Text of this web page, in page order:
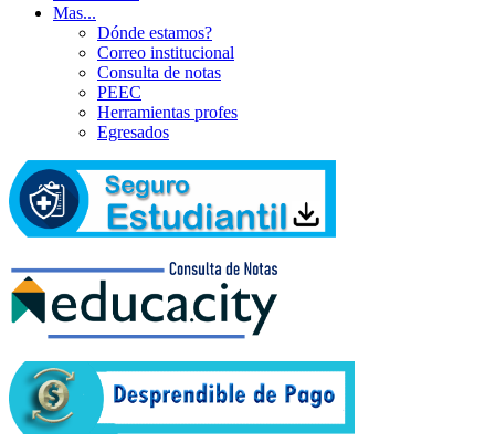
Mas...
Dónde estamos?
Correo institucional
Consulta de notas
PEEC
Herramientas profes
Egresados